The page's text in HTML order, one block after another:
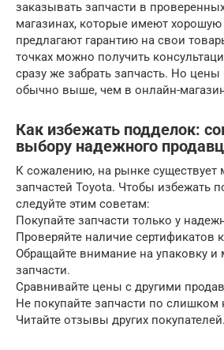
заказывать запчасти в
магазинах, которые имеют
предлагают гарантию на свои
точках можно получить
сразу же забрать запчасть. Но
обычно выше, чем в онлайн-
Как избежать подделок:
выбору надежного
К сожалению, на рынке существует
запчастей Toyota. Чтобы избежать
следуйте этим советам:
Покупайте запчасти только у
Проверяйте наличие сертификатов
Обращайте внимание на упаковку и
запчасти.
Сравнивайте цены с другими
Не покупайте запчасти по
Читайте отзывы других покупателей.